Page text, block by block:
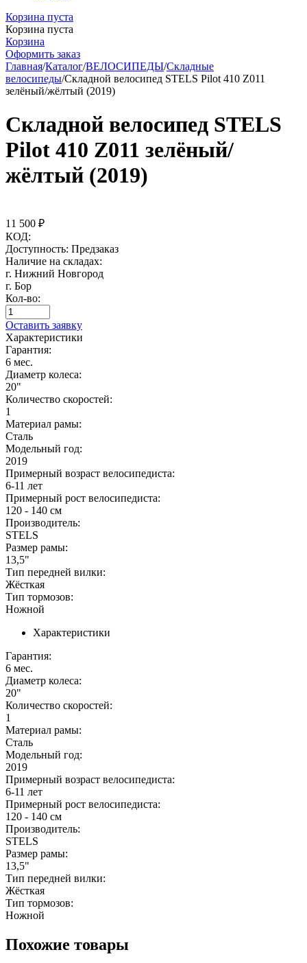
Корзина пуста
Корзина пуста
Корзина
Оформить заказ
Главная/Каталог/ВЕЛОСИПЕДЫ/Складные
велосипеды/Складной велосипед STELS Pilot 410 Z011
зелёный/жёлтый (2019)
Складной велосипед STELS
Pilot 410 Z011 зелёный/
жёлтый (2019)
11 500 ₽
КОД:
Доступность: Предзаказ
Наличие на складах:
г. Нижний Новгород
г. Бор
Кол-во:
Оставить заявку
Характеристики
Гарантия:
6 мес.
Диаметр колеса:
20"
Количество скоростей:
1
Материал рамы:
Сталь
Модельный год:
2019
Примерный возраст велосипедиста:
6-11 лет
Примерный рост велосипедиста:
120 - 140 см
Производитель:
STELS
Размер рамы:
13,5"
Тип передней вилки:
Жёсткая
Тип тормозов:
Ножной
Характеристики
Гарантия:
6 мес.
Диаметр колеса:
20"
Количество скоростей:
1
Материал рамы:
Сталь
Модельный год:
2019
Примерный возраст велосипедиста:
6-11 лет
Примерный рост велосипедиста:
120 - 140 см
Производитель:
STELS
Размер рамы:
13,5"
Тип передней вилки:
Жёсткая
Тип тормозов:
Ножной
Похожие товары